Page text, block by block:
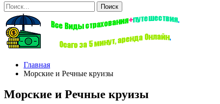
Главная
Морские и Речные круизы
Морские и Речные круизы